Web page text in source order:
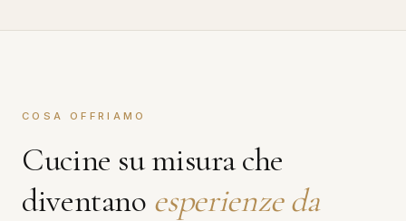
COSA OFFRIAMO
Cucine su misura che
diventano esperienze da